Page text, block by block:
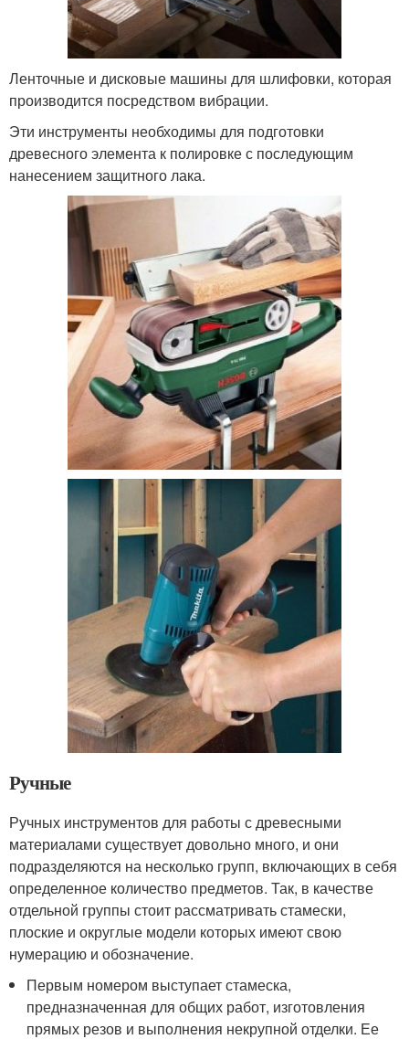
Ленточные и дисковые машины для шлифовки, которая
производится посредством вибрации.
Эти инструменты необходимы для подготовки
древесного элемента к полировке с последующим
нанесением защитного лака.
Ручные
Ручных инструментов для работы с древесными
материалами существует довольно много, и они
подразделяются на несколько групп, включающих в себя
определенное количество предметов. Так, в качестве
отдельной группы стоит рассматривать стамески,
плоские и округлые модели которых имеют свою
нумерацию и обозначение.
Первым номером выступает стамеска,
предназначенная для общих работ, изготовления
прямых резов и выполнения некрупной отделки. Ее